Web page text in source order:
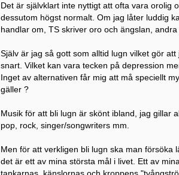
Det är självklart inte nyttigt att ofta vara orolig
dessutom högst normalt. Om jag låter luddig
handlar om, TS skriver oro och ängslan,
Själv är jag så gott som alltid lugn vilket gör
snart. Vilket kan vara tecken på depression
Inget av alternativen får mig att må speciellt
gäller ?
Musik för att bli lugn är skönt ibland, jag gillar
pop, rock, singer/songwriters mm.
Men för att verkligen bli lugn ska man försöka
det är ett av mina största mål i livet. Ett av